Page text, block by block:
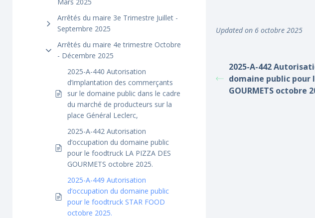
Arrêtés du maire 3e Trimestre Juillet -
Septembre 2025
Arrêtés du maire 4e trimestre Octobre
- Décembre 2025
2025-A-440 Autorisation
d’implantation des commerçants
sur le domaine public dans le cadre
du marché de producteurs sur la
place Général Leclerc,
2025-A-442 Autorisation
d’occupation du domaine public
pour le foodtruck LA PIZZA DES
GOURMETS octobre 2025.
2025-A-449 Autorisation
d’occupation du domaine public
pour le foodtruck STAR FOOD
octobre 2025.
Updated on 6 octobre 2025
2025-A-442
domaine public pour
GOURMETS octobre